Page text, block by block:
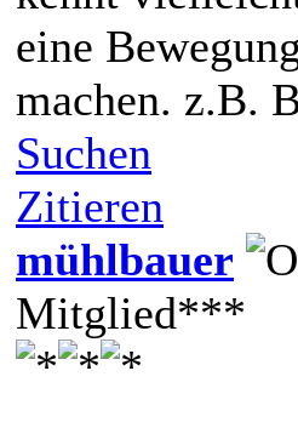
eine
machen. z.B.
Suchen
Zitieren
mühlbauer
Mitglied***